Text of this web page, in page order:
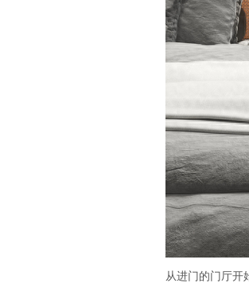
从进门的门厅开